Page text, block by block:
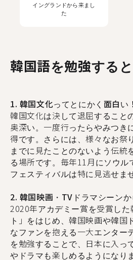
イングランドから来まし
た
韓国語を勉強する
1. 韓国文化ってとにかく面白い！
韓国文化は決して退屈すること
奥深い。一度行ったらやみつき
得です。さらには、様々なお祭
までに見たことのないよう伝統
る場所です。毎年11月にソウル
フェスティバルは特に見逃せま
2. 韓国映画・TVドラマシーンか
2020年アカデミー賞を受賞した
ト」をはじめ、韓国映画や韓国
なファンを抱える一大エンター
を勉強することで、日本に入っ
やドラマも楽しめるようになり